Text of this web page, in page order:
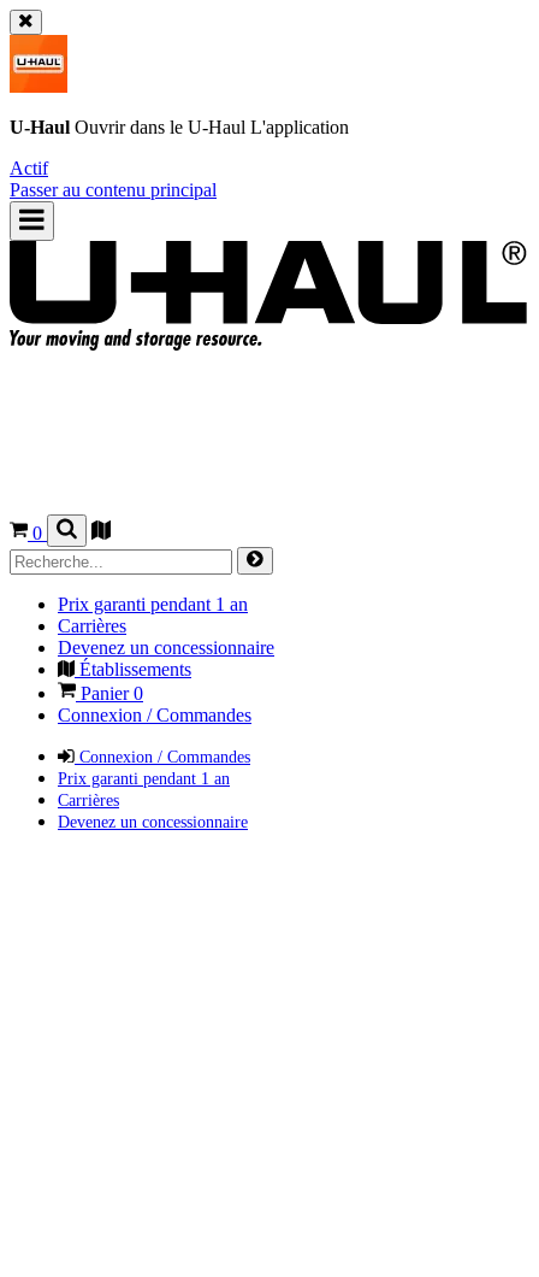
U-Haul Ouvrir dans le U-Haul L'application
Actif
Passer au contenu principal
0
Prix garanti pendant 1 an
Carrières
Devenez un concessionnaire
Établissements
Panier0
Connexion / Commandes
Connexion / Commandes
Prix garanti pendant 1 an
Carrières
Devenez un concessionnaire